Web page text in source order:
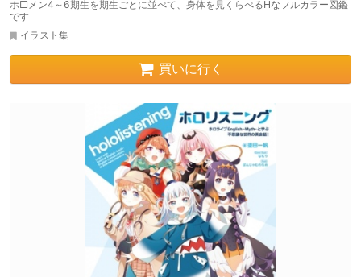
ホ□メン4～6期生を期生ごとに並べて、身体を見くらべるHなフルカラー図鑑
です
イラスト集
買いに行く